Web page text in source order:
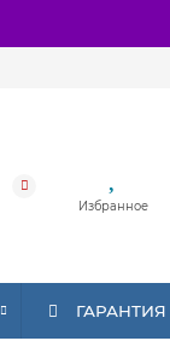
Избранное
ГАРАНТИЯ